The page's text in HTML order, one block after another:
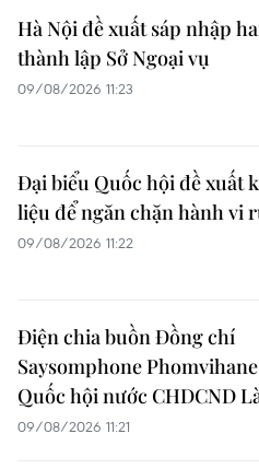
Hà Nội đề xuất sáp nhập
thành lập Sở Ngoại vụ
09/08/2026 11:23
Đại biểu Quốc hội đề xuất
liệu để ngăn chặn hành vi
09/08/2026 11:22
Điện chia buồn Đồng chí
Saysomphone
Quốc hội nước CHDCND
09/08/2026 11:21